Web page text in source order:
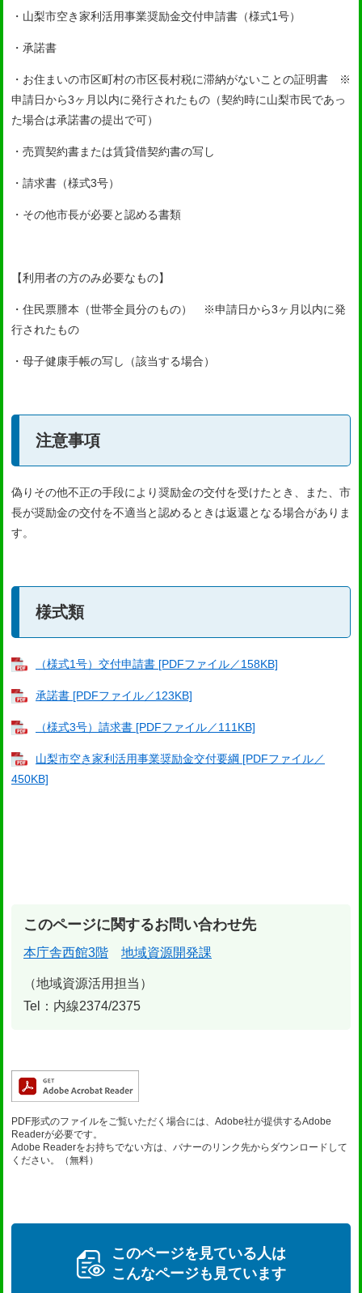
・山梨市空き家利活用事業奨励金交付申請書（様式1号）
・承諾書
・お住まいの市区町村の市区長村税に滞納がないことの証明書 ※
申請日から3ヶ月以内に発行されたもの（契約時に山梨市民であっ
た場合は承諾書の提出で可）
・売買契約書または賃貸借契約書の写し
・請求書（様式3号）
・その他市長が必要と認める書類
【利用者の方のみ必要なもの】
・住民票謄本（世帯全員分のもの） ※申請日から3ヶ月以内に発
行されたもの
・母子健康手帳の写し（該当する場合）
注意事項
偽りその他不正の手段により奨励金の交付を受けたとき、また、市
長が奨励金の交付を不適当と認めるときは返還となる場合がありま
す。
様式類
（様式1号）交付申請書 [PDFファイル／158KB]
承諾書 [PDFファイル／123KB]
（様式3号）請求書 [PDFファイル／111KB]
山梨市空き家利活用事業奨励金交付要綱 [PDFファイル／
450KB]
このページに関するお問い合わせ先
本庁舎西館3階 地域資源開発課
地域資源活用担当
Tel：内線2374/2375
PDF形式のファイルをご覧いただく場合には、Adobe社が提供するAdobe
Readerが必要です。
Adobe Readerをお持ちでない方は、バナーのリンク先からダウンロードして
ください。（無料）
このページを見ている人は
こんなページも見ています